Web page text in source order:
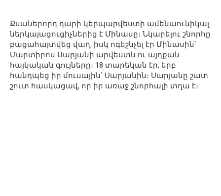
Քսաներորդ դարի կերպարվեստի ամենաունիկալ
ներկայացուցիչներից է Մինասը։ Նկարելու շնորհը
բացահայտվեց վաղ, իսկ ոգեշնչել էր Մինասին՝
Մարտիրոս Սարյանի արվեստն ու այդքան
հայկական գույները։ 18 տարեկան էր, երբ
հանդպեց իր մուսային՝ Սարյանին։ Սարյանը շատ
շուտ հասկացավ, որ իր առաջ շնորհալի տղա է։